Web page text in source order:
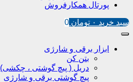
پورتال همکارفروش
سبد خرید ۰ تومان 0
ابزار برقی و شارژی
بتن کن
دریل ( پیچ گوشتی ، چکشی)
پیچ گوشتی برقی و شارژی